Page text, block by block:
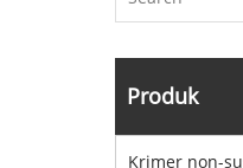
Produk
Krimer non-